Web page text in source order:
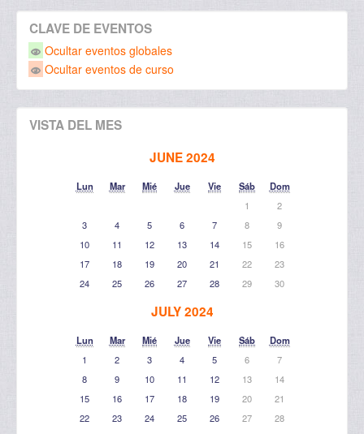
CLAVE DE EVENTOS
Ocultar eventos globales
Ocultar eventos de curso
VISTA DEL MES
JUNE 2024
Lun Mar Mié Jue Vie Sáb
Dom
1
2
3
4 5 6 7 8
9
10
11 12 13 14 15
16
17
18 19 20 21 22
23
24
25 26 27 28 29 30
JULY 2024
Lun Mar Mié Jue Vie Sáb
Dom
1
2 3 4 5 6
7
8
9 10 11 12 13
14
15
16 17 18 19 20
21
22
23 24 25 26 27
28